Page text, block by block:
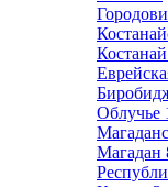
Костанай
Облучье
Магадан